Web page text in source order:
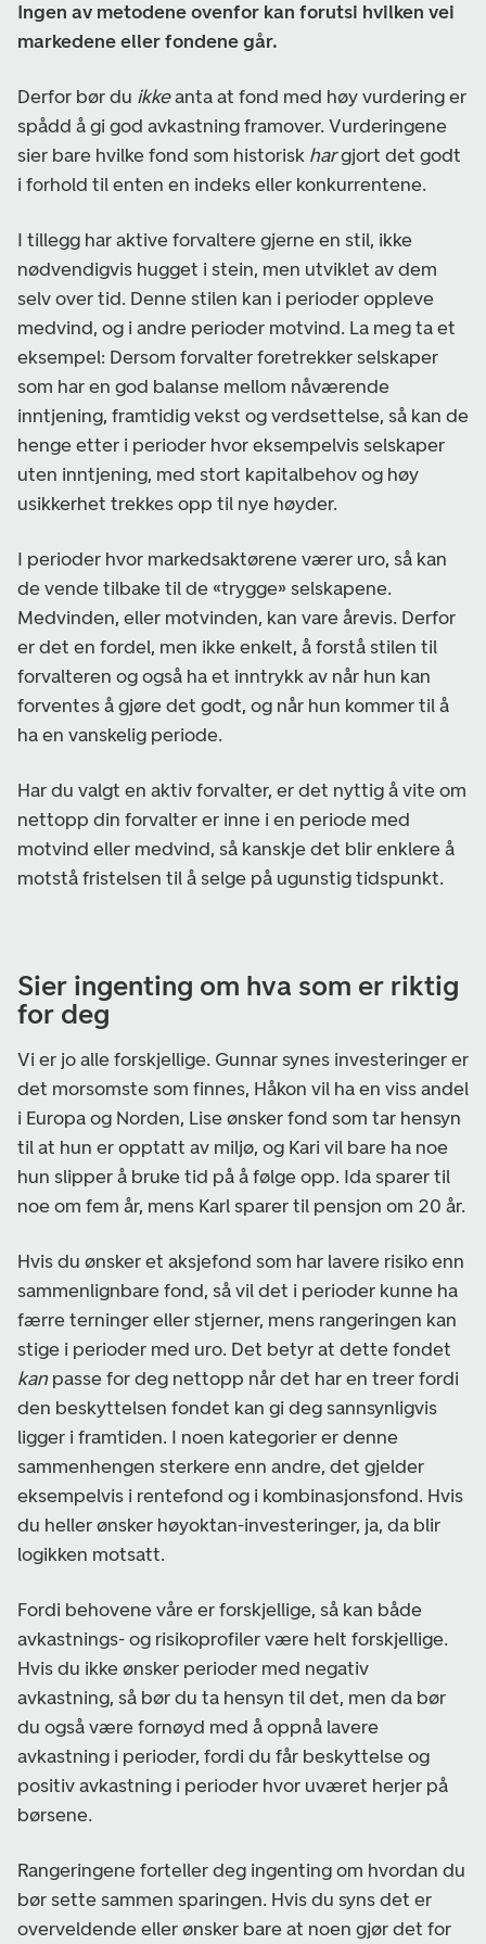
Ingen av metodene ovenfor kan forutsi hvilken vei
markedene eller fondene går.
Derfor bør du ikkeanta at fond med høy vurdering er
spådd å gi god avkastning framover. Vurderingene
sier bare hvilke fond som historisk hargjort det godt
i forhold til enten en indeks eller konkurrentene.
I tillegg har aktive forvaltere gjerne en stil, ikke
nødvendigvis hugget i stein, men utviklet av dem
selv over tid. Denne stilen kan i perioder oppleve
medvind, og i andre perioder motvind. La meg ta et
eksempel: Dersom forvalter foretrekker selskaper
som har en god balanse mellom nåværende
inntjening, framtidig vekst og verdsettelse, så kan de
henge etter i perioder hvor eksempelvis selskaper
uten inntjening, med stort kapitalbehov og høy
usikkerhet trekkes opp til nye høyder.
I perioder hvor markedsaktørene værer uro, så kan
de vende tilbake til de «trygge» selskapene.
Medvinden, eller motvinden, kan vare årevis. Derfor
er det en fordel, men ikke enkelt, å forstå stilen til
forvalteren og også ha et inntrykk av når hun kan
forventes å gjøre det godt, og når hun kommer til å
ha en vanskelig periode.
Har du valgt en aktiv forvalter, er det nyttig å vite om
nettopp din forvalter er inne i en periode med
motvind eller medvind, så kanskje det blir enklere å
motstå fristelsen til å selge på ugunstig tidspunkt.
Sier ingenting om hva som er riktig
for deg
Vi er jo alle forskjellige. Gunnar synes investeringer er
det morsomste som finnes, Håkon vil ha en viss andel
i Europa og Norden, Lise ønsker fond som tar hensyn
til at hun er opptatt av miljø, og Kari vil bare ha noe
hun slipper å bruke tid på å følge opp. Ida sparer til
noe om fem år, mens Karl sparer til pensjon om 20 år.
Hvis du ønsker et aksjefond som har lavere risiko enn
sammenlignbare fond, så vil det i perioder kunne ha
færre terninger eller stjerner, mens rangeringen kan
stige i perioder med uro. Det betyr at dette fondet
kanpasse for deg nettopp når det har en treer fordi
den beskyttelsen fondet kan gi deg sannsynligvis
ligger i framtiden. I noen kategorier er denne
sammenhengen sterkere enn andre, det gjelder
eksempelvis i rentefond og i kombinasjonsfond. Hvis
du heller ønsker høyoktan-investeringer, ja, da blir
logikken motsatt.
Fordi behovene våre er forskjellige, så kan både
avkastnings- og risikoprofiler være helt forskjellige.
Hvis du ikke ønsker perioder med negativ
avkastning, så bør du ta hensyn til det, men da bør
du også være fornøyd med å oppnå lavere
avkastning i perioder, fordi du får beskyttelse og
positiv avkastning i perioder hvor uværet herjer på
børsene.
Rangeringene forteller deg ingenting om hvordan du
bør sette sammen sparingen. Hvis du syns det er
overveldende eller ønsker bare at noen gjør det for